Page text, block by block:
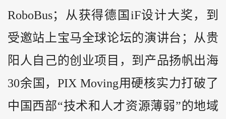
RoboBus；从获得德国iF设计大奖，到
受邀站上宝马全球论坛的演讲台；从贵
阳人自己的创业项目，到产品扬帆出海
30余国，PIX Moving用硬核实力打破了
中国西部“技术和人才资源薄弱”的地域